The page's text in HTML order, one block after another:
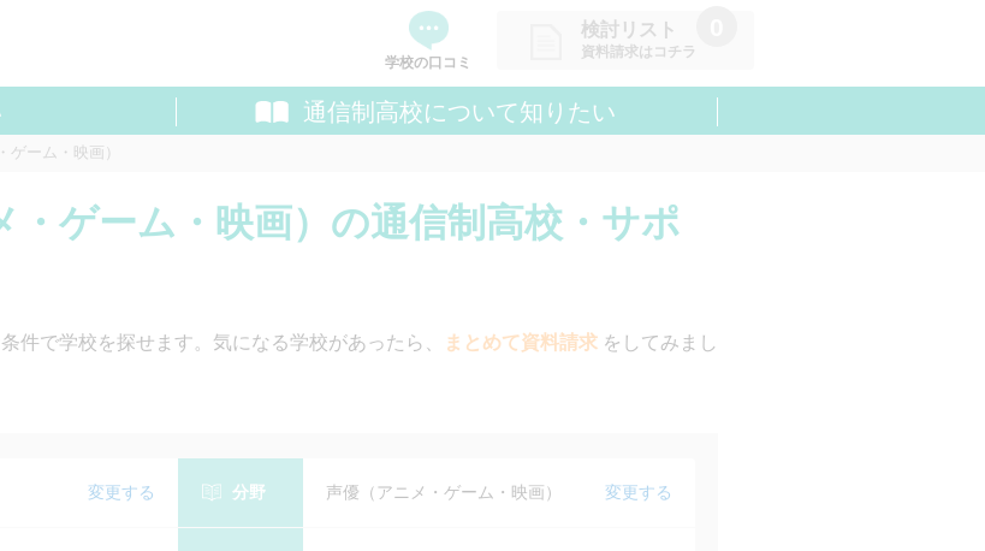
学校の口コミ
検討リスト
資料請求はコチラ
資料請求リストに追加しました
料請求できます
通信制高校について知りたい
ゲーム・映画）
・ゲーム・映画）の通信制高校・サポ
件で学校を探せます。気になる学校があったら、 まとめて資料請求 をしてみまし
変更する 分野 声優（アニメ・ゲーム・映画） 変更する